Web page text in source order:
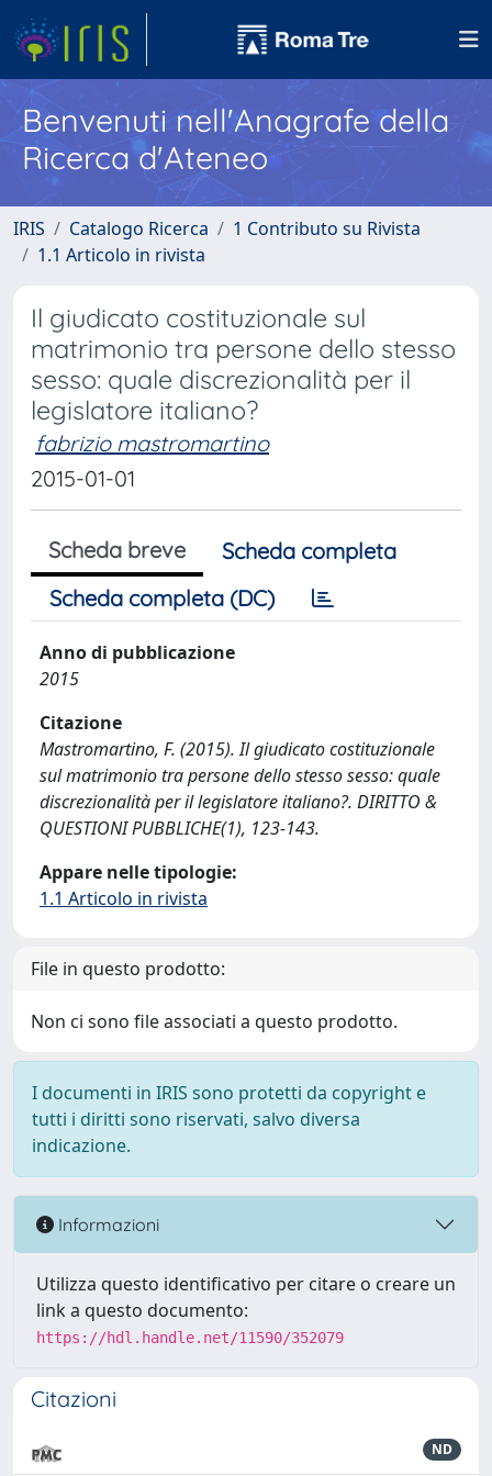
Benvenuti nell'Anagrafe della
Ricerca d'Ateneo
IRIS Catalogo Ricerca
1 Contributo su Rivista
1.1 Articolo in rivista
Il giudicato costituzionale sul
matrimonio tra persone dello stesso
sesso: quale discrezionalità per il
legislatore italiano?
fabrizio mastromartino
2015-01-01
Scheda breve
Scheda completa
Scheda completa (DC)
Anno di pubblicazione
2015
Citazione
Mastromartino, F. (2015). Il giudicato costituzionale
sul matrimonio tra persone dello stesso sesso: quale
discrezionalità per il legislatore italiano?. DIRITTO &
QUESTIONI PUBBLICHE(1), 123-143.
Appare nelle tipologie:
1.1 Articolo in rivista
File in questo prodotto:
Non ci sono file associati a questo prodotto.
I documenti in IRIS sono protetti da copyright e
tutti i diritti sono riservati, salvo diversa
indicazione.
Informazioni
Utilizza questo identificativo per citare o creare un
link a questo documento:
https://hdl.handle.net/11590/352079
Citazioni
ND